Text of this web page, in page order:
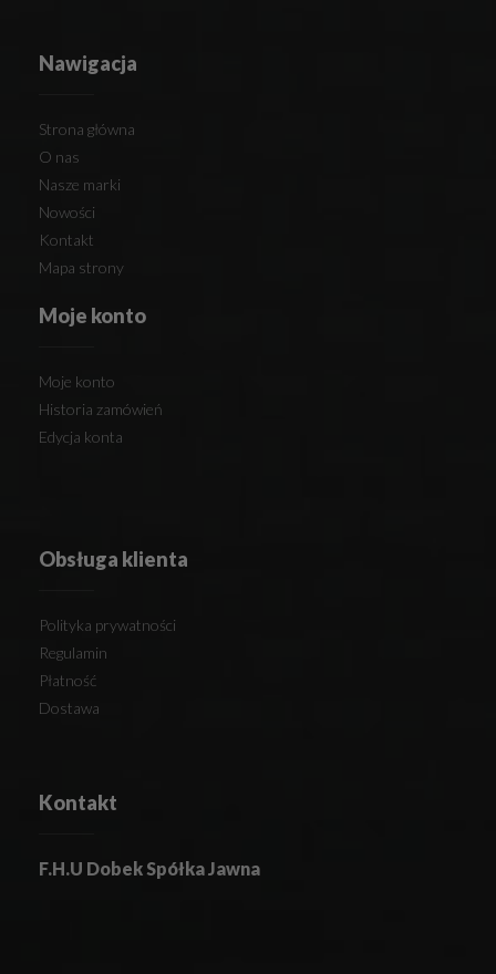
Nawigacja
Strona główna
O nas
Nasze marki
Nowości
Kontakt
Mapa strony
Moje konto
Moje konto
Historia zamówień
Edycja konta
Obsługa klienta
Polityka prywatności
Regulamin
Płatność
Dostawa
Kontakt
F.H.U Dobek Spółka Jawna